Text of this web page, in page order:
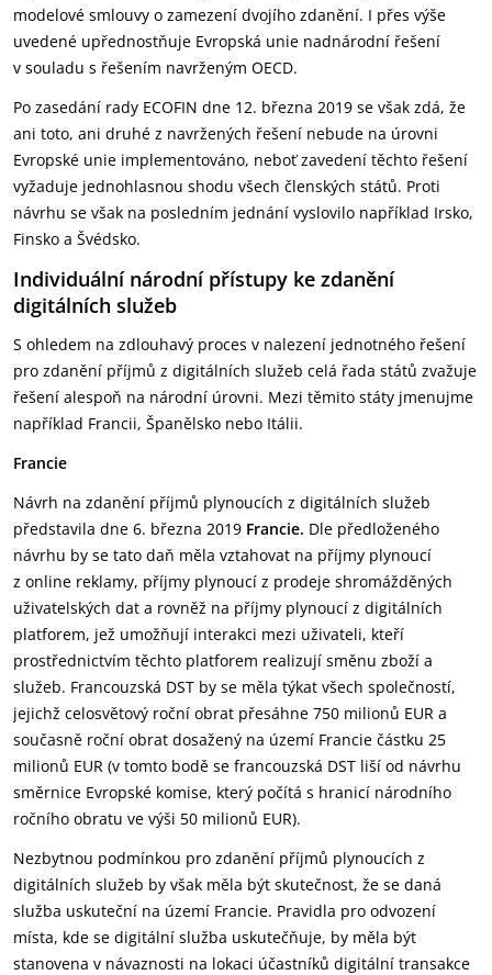
modelové smlouvy o zamezení dvojího zdanění. I přes výše
uvedené upřednostňuje Evropská unie nadnárodní řešení
v souladu s řešením navrženým OECD.
Po zasedání rady ECOFIN dne 12. března 2019 se však zdá, že
ani toto, ani druhé z navržených řešení nebude na úrovni
Evropské unie implementováno, neboť zavedení těchto řešení
vyžaduje jednohlasnou shodu všech členských států. Proti
návrhu se však na posledním jednání vyslovilo například Irsko,
Finsko a Švédsko.
Individuální národní přístupy ke zdanění
digitálních služeb
S ohledem na zdlouhavý proces v nalezení jednotného řešení
pro zdanění příjmů z digitálních služeb celá řada států zvažuje
řešení alespoň na národní úrovni. Mezi těmito státy jmenujme
například Francii, Španělsko nebo Itálii.
Francie
Návrh na zdanění příjmů plynoucích z digitálních služeb
představila dne 6. března 2019 Francie. Dle předloženého
návrhu by se tato daň měla vztahovat na příjmy plynoucí
z online reklamy, příjmy plynoucí z prodeje shromážděných
uživatelských dat a rovněž na příjmy plynoucí z digitálních
platforem, jež umožňují interakci mezi uživateli, kteří
prostřednictvím těchto platforem realizují směnu zboží a
služeb. Francouzská DST by se měla týkat všech společností,
jejichž celosvětový roční obrat přesáhne 750 milionů EUR a
současně roční obrat dosažený na území Francie částku 25
milionů EUR (v tomto bodě se francouzská DST liší od návrhu
směrnice Evropské komise, který počítá s hranicí národního
ročního obratu ve výši 50 milionů EUR).
Nezbytnou podmínkou pro zdanění příjmů plynoucích z
digitálních služeb by však měla být skutečnost, že se daná
služba uskuteční na území Francie. Pravidla pro odvození
místa, kde se digitální služba uskutečňuje, by měla být
stanovena v návaznosti na lokaci účastníků digitální transakce